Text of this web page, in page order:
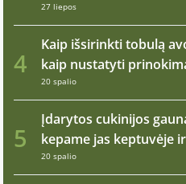
27 liepos
4
Kaip išsirinkti tobulą
kaip nustatyti
20 spalio
5
Įdarytos cukinijos
kepame jas keptuvėje
20 spalio